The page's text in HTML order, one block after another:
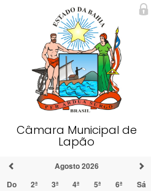
Câmara Municipal de
Lapão
Agosto 2026
Do
2ª 3ª 4ª 5ª 6ª Sá